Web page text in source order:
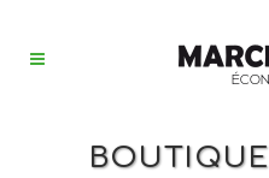
BOUTIQUE